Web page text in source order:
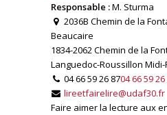
Responsable :M. Sturma
2036B Chemin de la
Beaucaire
1834-2062 Chemin de la
Languedoc-Roussillon
04 66 59 26 8704 66 59 26
lireetfairelire@udaf30.fr
Faire aimer la lecture aux